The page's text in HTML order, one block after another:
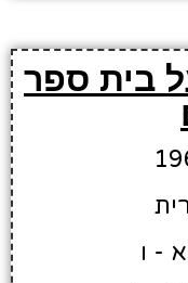
בית ספר
- ו